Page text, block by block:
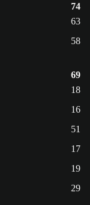
74
63
58
69
18
16
51
17
19
29